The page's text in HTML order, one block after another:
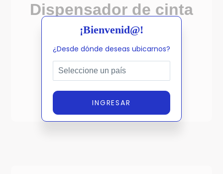
¡Bienvenid@!
¿Desde dónde deseas ubicarnos?
INGRESAR
Dispensador de cinta
térmica combo
√ Para cortar cualquier longitud
√ Cuchilla ajustable
√ Múltiples cintas a la vez
√ Portaherramientas artesanales
√ Núcleos grandes y pequeños para
diferentes diámetros de cinta